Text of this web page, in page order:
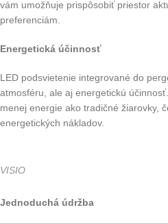
vám umožňuje prispôsobiť priestor
preferenciám.
Energetická účinnosť
LED podsvietenie integrované do
atmosféru, ale aj energetickú
menej energie ako tradičné žiarovky,
energetických nákladov.
VISIO
Jednoduchá údržba